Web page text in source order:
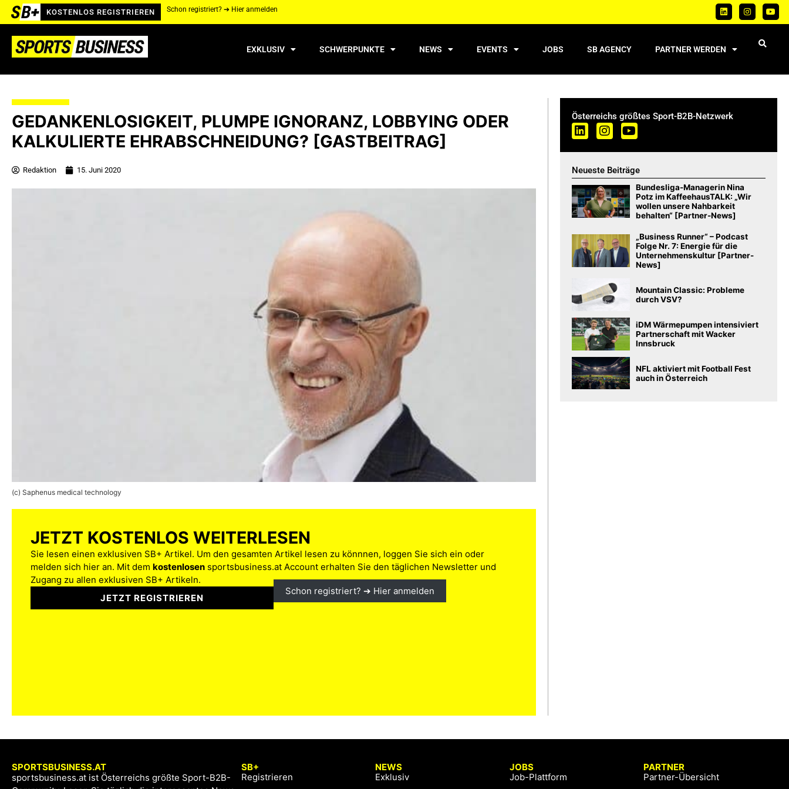
KOSTENLOS REGISTRIEREN Schon registriert? ➔ Hier anmelden
EXKLUSIV SCHWERPUNKTE NEWS EVENTS JOBS SB AGENCY PARTNER WERDEN
GEDANKENLOSIGKEIT, PLUMPE IGNORANZ, LOBBYING ODER
KALKULIERTE EHRABSCHNEIDUNG? [GASTBEITRAG]
Redaktion 15. Juni 2020
(c) Saphenus medical technology
JETZT KOSTENLOS WEITERLESEN
Sie lesen einen exklusiven SB+ Artikel. Um den gesamten Artikel lesen zu könnnen, loggen Sie sich ein oder
melden sich hier an. Mit dem kostenlosen sportsbusiness.at Account erhalten Sie den täglichen Newsletter und
Zugang zu allen exklusiven SB+ Artikeln.
JETZT REGISTRIEREN
Schon registriert? ➔ Hier anmelden
Österreichs größtes Sport-B2B-Netzwerk
Neueste Beiträge
Bundesliga-Managerin Nina
Potz im KaffeehausTALK: „Wir
wollen unsere Nahbarkeit
behalten“ [Partner-News]
„Business Runner“ – Podcast
Folge Nr. 7: Energie für die
Unternehmenskultur [Partner-
News]
Mountain Classic: Probleme
durch VSV?
iDM Wärmepumpen intensiviert
Partnerschaft mit Wacker
Innsbruck
NFL aktiviert mit Football Fest
auch in Österreich
SPORTSBUSINESS.AT
sportsbusiness.at ist Österreichs größte Sport-B2B-
SB+
Registrieren
NEWS
Exklusiv
JOBS
Job-Plattform
PARTNER
Partner-Übersicht